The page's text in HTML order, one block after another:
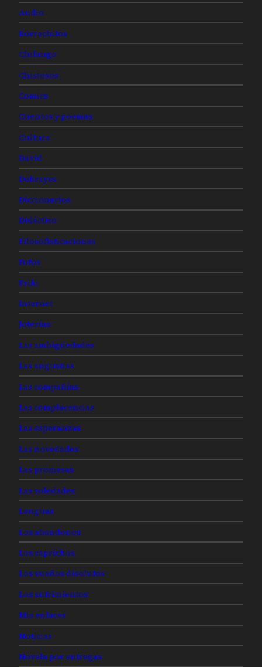
Audio
Borrachitos
Chilango
Chistosos
Comics
Cuentos y poemas
Cultura
David
Debrayes
Diccionarios
Didáctico
Filosofisticaciones
Fotos
Friki
Internet
Joterías
Las ambigüedades
Las angustias
Las compañías
Las complacencias
Las esperanzas
Las novedades
Las promesas
Las soledades
Lenguas
Los abandonos
Los caprichos
Los sueños disolutos
Los sufrimientos
Mis enlaces
Noticias
Novela por entregas